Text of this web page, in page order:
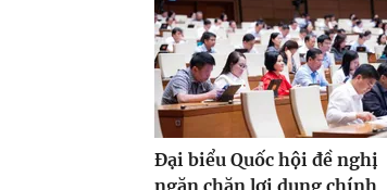
Đại biểu Quốc hội đề nghị